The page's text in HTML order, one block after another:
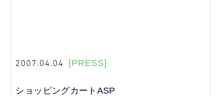
2007.04.04 [PRESS]
ショッピングカートASP